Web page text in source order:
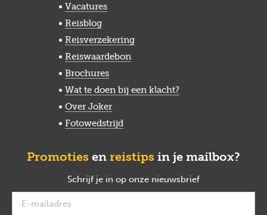
Vacatures
Reisblog
Reisverzekering
Reiswaardebon
Brochures
Wat te doen bij een klacht?
Over Joker
Fotowedstrijd
Promoties en reistips in je mailbox?
Schrijf je in op onze nieuwsbrief